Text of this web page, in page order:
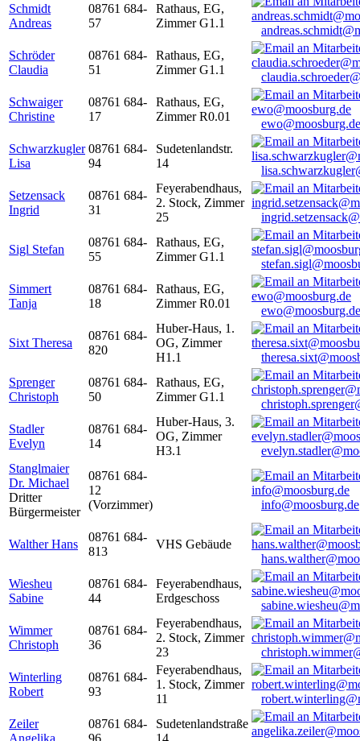
Schmidt
Andreas
08761 684-
57
Rathaus, EG,
Zimmer G1.1
Schröder
Claudia
08761 684-
51
Rathaus, EG,
Zimmer G1.1
Schwaiger
Christine
08761 684-
17
Rathaus, EG,
Zimmer R0.01
ewo@moosburg.de
Schwarzkugler
Lisa
08761 684-
94
Sudetenlandstr.
14
Setzensack
Ingrid
08761 684-
31
Feyerabendhaus,
2. Stock, Zimmer
25
Sigl Stefan
08761 684-
55
Rathaus, EG,
Zimmer G1.1
Simmert
Tanja
08761 684-
18
Rathaus, EG,
Zimmer R0.01
ewo@moosburg.de
Sixt Theresa
08761 684-
820
Huber-Haus, 1.
OG, Zimmer
H1.1
Sprenger
Christoph
08761 684-
50
Rathaus, EG,
Zimmer G1.1
Stadler
Evelyn
08761 684-
14
Huber-Haus, 3.
OG, Zimmer
H3.1
Stanglmaier
Dr. Michael
Dritter
Bürgermeister
08761 684-
12
(Vorzimmer)
info@moosburg.de
Walther Hans
08761 684-
813
VHS Gebäude
Wiesheu
Sabine
08761 684-
44
Feyerabendhaus,
Erdgeschoss
Wimmer
Christoph
08761 684-
36
Feyerabendhaus,
2. Stock, Zimmer
23
Winterling
Robert
08761 684-
93
Feyerabendhaus,
1. Stock, Zimmer
11
Zeiler
Angelika
08761 684-
96
Sudetenlandstraße
14